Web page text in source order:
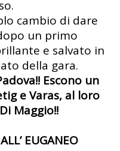
cambio di dare
un primo
e salvato in
della gara.
Escono un
e Varas, al loro
Maggio!!
EUGANEO